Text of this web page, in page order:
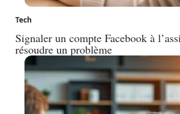
Tech
Signaler un compte Facebook à
résoudre un problème